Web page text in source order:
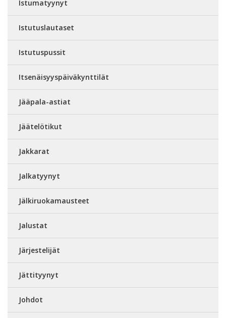
Istumatyynyt
Istutuslautaset
Istutuspussit
Itsenäisyyspäiväkynttilät
Jääpala-astiat
Jäätelötikut
Jakkarat
Jalkatyynyt
Jälkiruokamausteet
Jalustat
Järjestelijät
Jättityynyt
Johdot